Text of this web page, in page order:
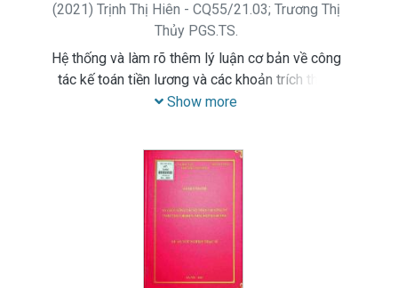
văn tốt nghiệp. Chuyên ngành: Kế toán
(2021 ) Trịnh Thị Hiên - CQ55/21.03; Trương Thị
Thủy PGS.TS.
Hệ thống và làm rõ thêm lý luận cơ bản về công
tác kế toán tiền lương và các khoản trích theo
lương trong doanh nghiệp. Phân tích và đánh giá
thị và Truyền thông Unique. Đề xuất một số giải
pháp hoàn thiện những vấn đề tồn tại nhằm hoàn
thiện công tác kế toán tiền lương và các khoản
trích theo lương tại Công ty Cổ phần Tiếp thị và
Truyền thông Unique
Show more